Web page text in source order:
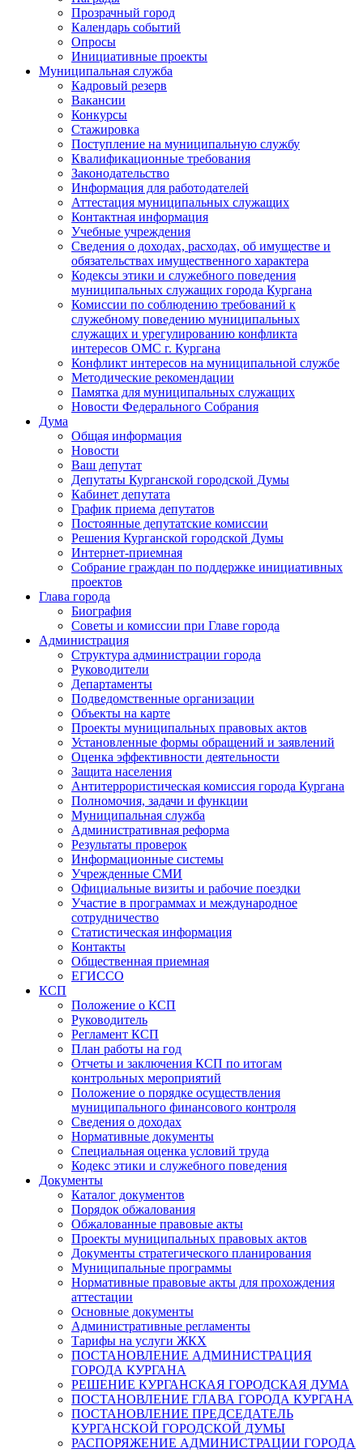
Прозрачный город
Календарь событий
Опросы
Инициативные проекты
Муниципальная служба
Кадровый резерв
Вакансии
Конкурсы
Стажировка
Поступление на муниципальную службу
Квалификационные требования
Законодательство
Информация для работодателей
Аттестация муниципальных служащих
Контактная информация
Учебные учреждения
Сведения о доходах, расходах, об имуществе и
обязательствах имущественного характера
Кодексы этики и служебного поведения
муниципальных служащих города Кургана
Комиссии по соблюдению требований к
служебному поведению муниципальных
служащих и урегулированию конфликта
интересов ОМС г. Кургана
Конфликт интересов на муниципальной службе
Методические рекомендации
Памятка для муниципальных служащих
Новости Федерального Cобрания
Дума
Общая информация
Новости
Ваш депутат
Депутаты Курганской городской Думы
Кабинет депутата
График приема депутатов
Постоянные депутатские комиссии
Решения Курганской городской Думы
Интернет-приемная
Собрание граждан по поддержке инициативных
проектов
Глава города
Биография
Советы и комиссии при Главе города
Администрация
Структура администрации города
Руководители
Департаменты
Подведомственные организации
Объекты на карте
Проекты муниципальных правовых актов
Установленные формы обращений и заявлений
Оценка эффективности деятельности
Защита населения
Антитеррористическая комиссия города Кургана
Полномочия, задачи и функции
Муниципальная служба
Административная реформа
Результаты проверок
Информационные системы
Учрежденные СМИ
Официальные визиты и рабочие поездки
Участие в программах и международное
сотрудничество
Статистическая информация
Контакты
Общественная приемная
ЕГИССО
КСП
Положение о КСП
Руководитель
Регламент КСП
План работы на год
Отчеты и заключения КСП по итогам
контрольных мероприятий
Положение о порядке осуществления
муниципального финансового контроля
Сведения о доходах
Нормативные документы
Специальная оценка условий труда
Кодекс этики и служебного поведения
Документы
Каталог документов
Порядок обжалования
Обжалованные правовые акты
Проекты муниципальных правовых актов
Документы стратегического планирования
Муниципальные программы
Нормативные правовые акты для прохождения
аттестации
Основные документы
Административные регламенты
Тарифы на услуги ЖКХ
ПОСТАНОВЛЕНИЕ АДМИНИСТРАЦИЯ
ГОРОДА КУРГАНА
РЕШЕНИЕ КУРГАНСКАЯ ГОРОДСКАЯ ДУМА
ПОСТАНОВЛЕНИЕ ГЛАВА ГОРОДА КУРГАНА
ПОСТАНОВЛЕНИЕ ПРЕДСЕДАТЕЛЬ
КУРГАНСКОЙ ГОРОДСКОЙ ДУМЫ
РАСПОРЯЖЕНИЕ АДМИНИСТРАЦИИ ГОРОДА